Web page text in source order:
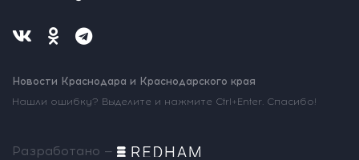
Новости Краснодара и Краснодарского края
Нашли ошибку? Выделите и нажмите Ctrl+Enter. Спасибо!
Разработано —